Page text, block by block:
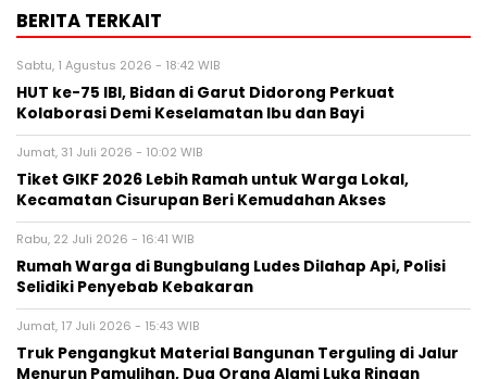
BERITA TERKAIT
Sabtu, 1 Agustus 2026 - 18:42 WIB
HUT ke-75 IBI, Bidan di Garut Didorong Perkuat
Kolaborasi Demi Keselamatan Ibu dan Bayi
Jumat, 31 Juli 2026 - 10:02 WIB
Tiket GIKF 2026 Lebih Ramah untuk Warga Lokal,
Kecamatan Cisurupan Beri Kemudahan Akses
Rabu, 22 Juli 2026 - 16:41 WIB
Rumah Warga di Bungbulang Ludes Dilahap Api, Polisi
Selidiki Penyebab Kebakaran
Jumat, 17 Juli 2026 - 15:43 WIB
Truk Pengangkut Material Bangunan Terguling di Jalur
Menurun Pamulihan, Dua Orang Alami Luka Ringan